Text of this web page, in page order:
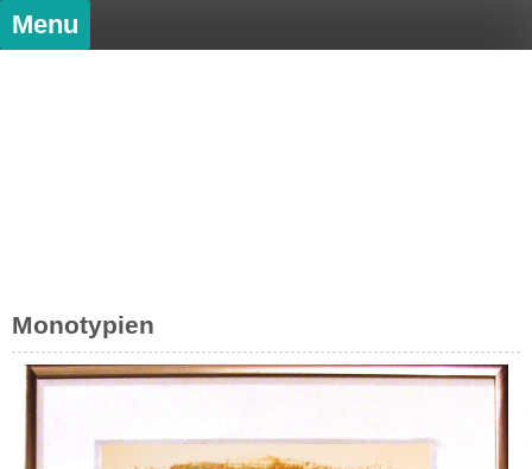
Menu
Monotypien